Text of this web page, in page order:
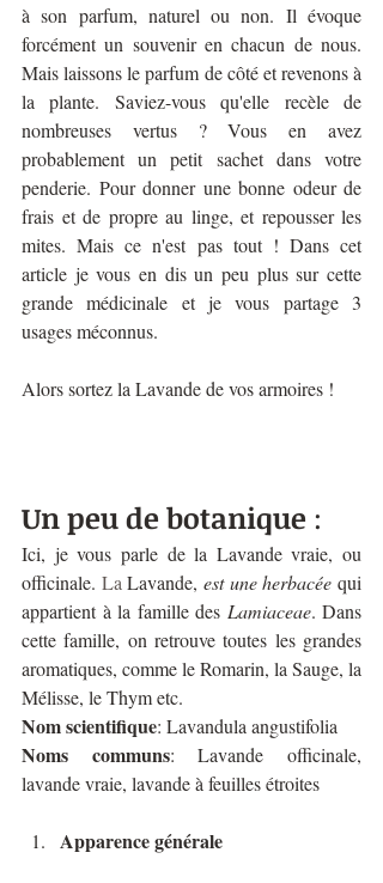
à son parfum, naturel ou non. Il évoque
forcément un souvenir en chacun de nous.
Mais laissons le parfum de côté et revenons à
la plante. Saviez-vous qu'elle recèle de
nombreuses vertus ? Vous en avez
probablement un petit sachet dans votre
penderie. Pour donner une bonne odeur de
frais et de propre au linge, et repousser les
mites. Mais ce n'est pas tout ! Dans cet
article je vous en dis un peu plus sur cette
grande médicinale et je vous partage 3
usages méconnus.
Alors sortez la Lavande de vos armoires !
Un peu de botanique :
Ici, je vous parle de la Lavande vraie, ou
officinale. La Lavande, est une herbacée qui
appartient à la famille des Lamiaceae. Dans
cette famille, on retrouve toutes les grandes
aromatiques, comme le Romarin, la Sauge, la
Mélisse, le Thym etc.
Nom scientifique: Lavandula angustifolia
Noms communs: Lavande officinale,
lavande vraie, lavande à feuilles étroites
Apparence générale